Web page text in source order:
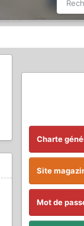
Charte
Site
Mot de